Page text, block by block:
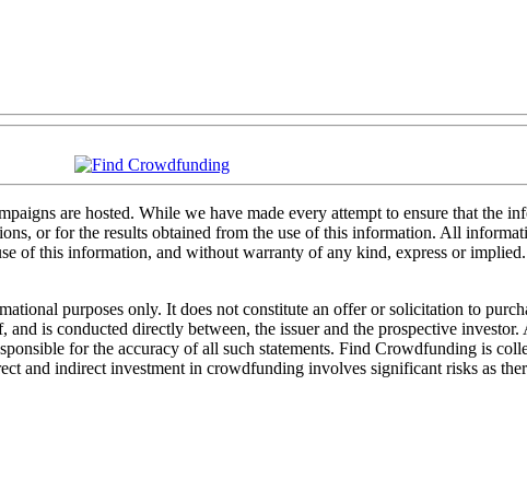
are hosted. While we have made every attempt to ensure that the
or for the results obtained from the use of this information. All
of this information, and without warranty of any kind, express or
purposes only. It does not constitute an offer or solicitation to
is conducted directly between, the issuer and the prospective
for the accuracy of all such statements. Find Crowdfunding is
and indirect investment in crowdfunding involves significant risks as